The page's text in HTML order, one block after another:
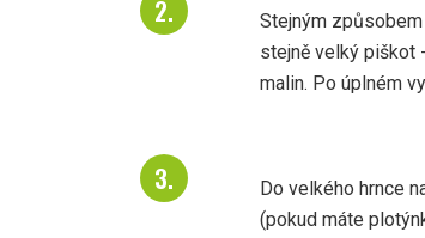
Stejným
stejně velký piškot
malin. Po úplném
Do velkého hrnce
(pokud máte